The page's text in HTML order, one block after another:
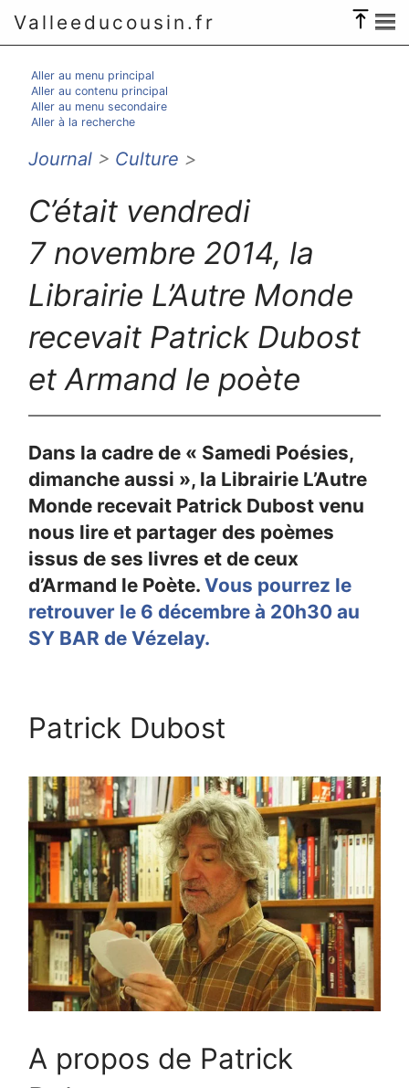
Valleeducousin.fr
Aller au menu principal
Aller au contenu principal
Aller au menu secondaire
Aller à la recherche
Journal > Culture >
C’était vendredi
7 novembre 2014, la
Librairie L’Autre Monde
recevait Patrick Dubost
et Armand le poète
Dans la cadre de « Samedi Poésies,
dimanche aussi », la Librairie L’Autre
Monde recevait Patrick Dubost venu
nous lire et partager des poèmes
issus de ses livres et de ceux
d’Armand le Poète.Vous pourrez le
retrouver le 6 décembre à 20h30 au
SY BAR de Vézelay.
Patrick Dubost
A propos de Patrick